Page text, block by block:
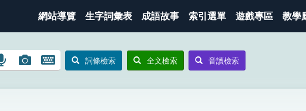
網站導覽 生字詞彙表 成語故事 索引選單 遊戲專區 教學
語
搜
圖
搜
開
鍵
詞條檢索 全文檢索 音讀檢索